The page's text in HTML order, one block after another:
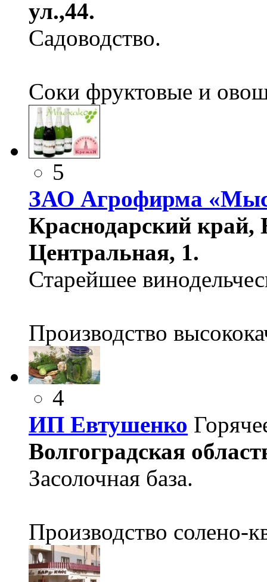
ул.,44.
Садоводство.
Соки фруктовые и
5
ЗАО Агрофирма
Краснодарский край,
Центральная, 1.
Старейшее
Производство
4
ИП Евтушенко
Волгоградская
Засолочная база.
Производство солено-